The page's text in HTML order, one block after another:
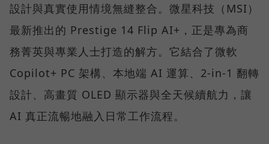
設計與真實使用情境無縫整合。微星科技（MSI）
最新推出的 Prestige 14 Flip AI+，正是專為商
務菁英與專業人士打造的解方。它結合了微軟
Copilot+ PC 架構、本地端 AI 運算、2-in-1 翻轉
設計、高畫質 OLED 顯示器與全天候續航力，讓
AI 真正流暢地融入日常工作流程。